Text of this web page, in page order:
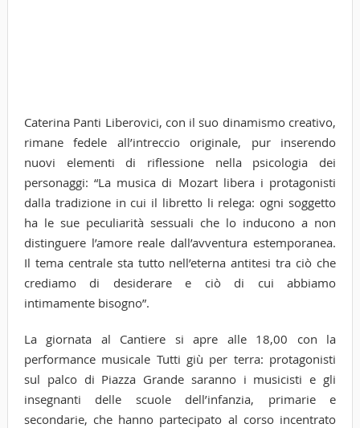
Caterina Panti Liberovici, con il suo dinamismo creativo,
rimane fedele all’intreccio originale, pur inserendo
nuovi elementi di riflessione nella psicologia dei
personaggi: “La musica di Mozart libera i protagonisti
dalla tradizione in cui il libretto li relega: ogni soggetto
ha le sue peculiarità sessuali che lo inducono a non
distinguere l’amore reale dall’avventura estemporanea.
Il tema centrale sta tutto nell’eterna antitesi tra ciò che
crediamo di desiderare e ciò di cui abbiamo
intimamente bisogno”.
La giornata al Cantiere si apre alle 18,00 con la
performance musicale Tutti giù per terra: protagonisti
sul palco di Piazza Grande saranno i musicisti e gli
insegnanti delle scuole dell’infanzia, primarie e
secondarie, che hanno partecipato al corso incentrato